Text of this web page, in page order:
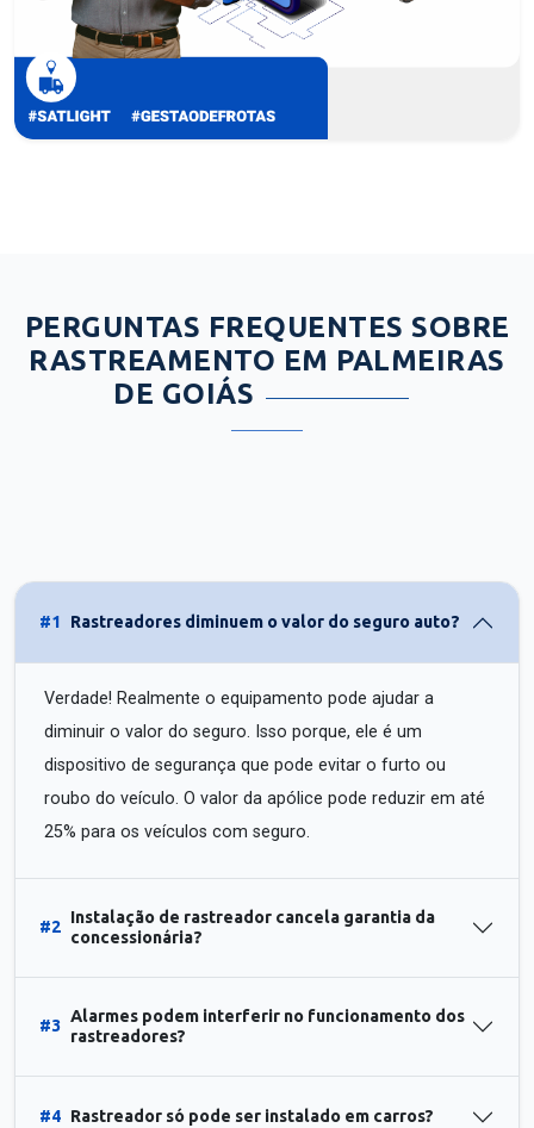
PERGUNTAS FREQUENTES SOBRE
RASTREAMENTO EM PALMEIRAS
DE GOIÁS
#1 Rastreadores diminuem o valor do seguro auto?
Verdade! Realmente o equipamento pode ajudar a
diminuir o valor do seguro. Isso porque, ele é um
dispositivo de segurança que pode evitar o furto ou
roubo do veículo. O valor da apólice pode reduzir em até
25% para os veículos com seguro.
#2
Instalação de rastreador cancela garantia da
concessionária?
#3
Alarmes podem interferir no funcionamento dos
rastreadores?
#4 Rastreador só pode ser instalado em carros?